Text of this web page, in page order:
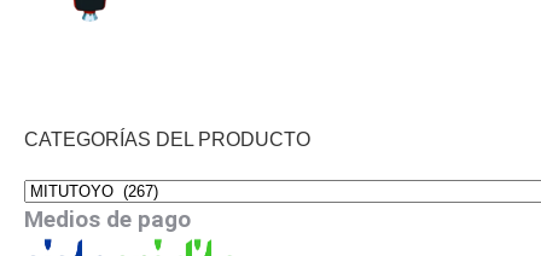
CATEGORÍAS DEL PRODUCTO
Medios de pago